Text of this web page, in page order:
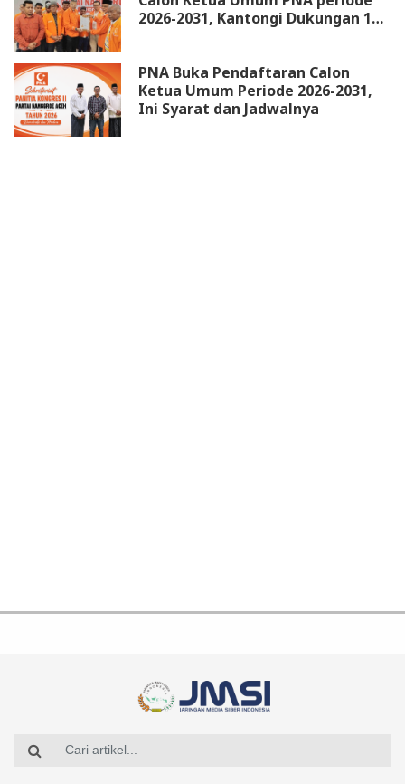
2026-2031, Kantongi Dukungan 18
PNA Buka Pendaftaran Calon
Ketua Umum Periode 2026-2031,
Ini Syarat dan Jadwalnya